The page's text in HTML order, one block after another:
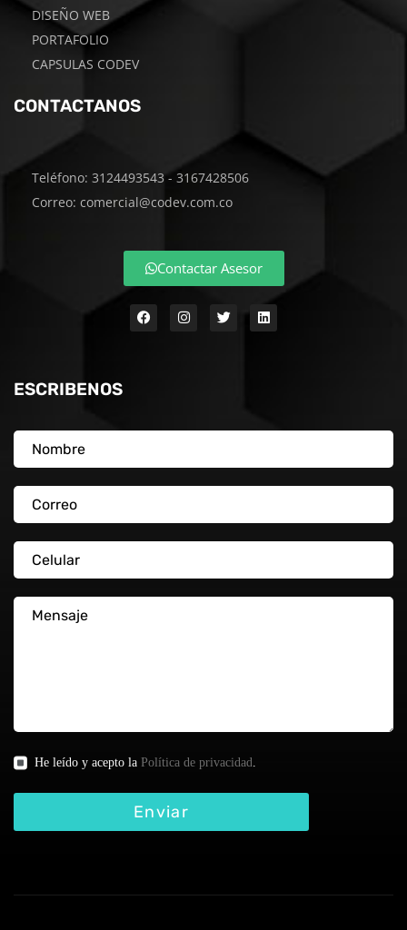
DISEÑO WEB
PORTAFOLIO
CAPSULAS CODEV
CONTACTANOS
Teléfono: 3124493543 - 3167428506
Correo: comercial@codev.com.co
Contactar Asesor
ESCRIBENOS
He leído y acepto la Política de privacidad.
Enviar